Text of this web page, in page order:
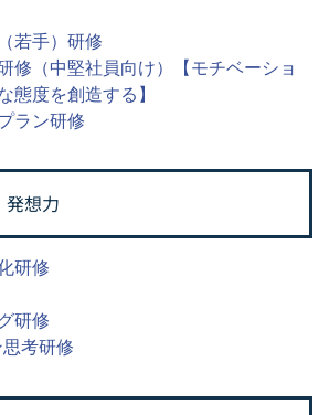
若手）研修
修（中堅社員向け）【モチベーショ
態度を創造する】
ラン研修
発想力
研修
研修
考研修